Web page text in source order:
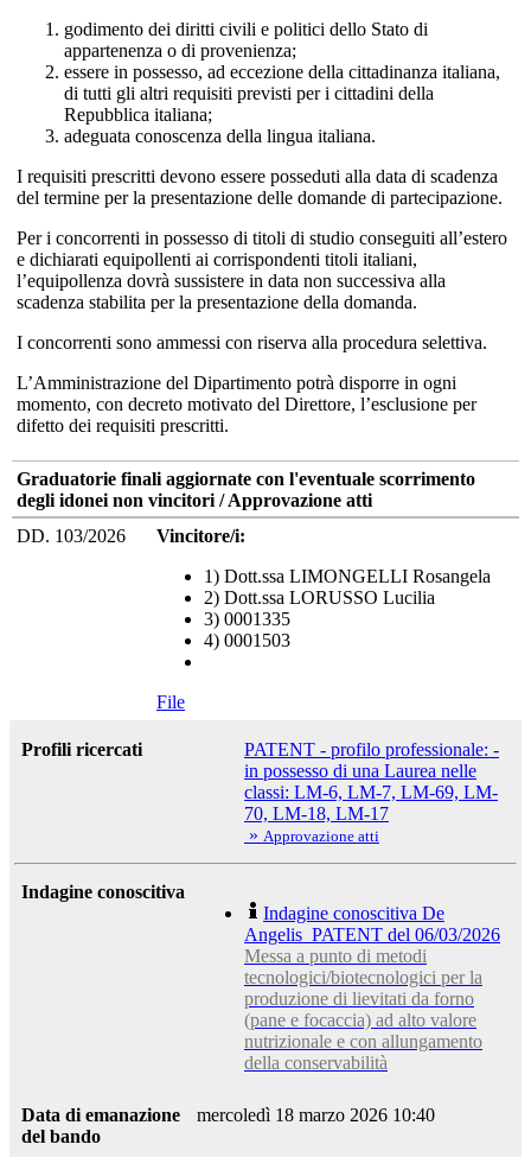
godimento dei diritti civili e politici dello Stato di
appartenenza o di provenienza;
essere in possesso, ad eccezione della cittadinanza italiana,
di tutti gli altri requisiti previsti per i cittadini della
Repubblica italiana;
adeguata conoscenza della lingua italiana.
I requisiti prescritti devono essere posseduti alla data di scadenza
del termine per la presentazione delle domande di partecipazione.
Per i concorrenti in possesso di titoli di studio conseguiti all’estero
e dichiarati equipollenti ai corrispondenti titoli italiani,
l’equipollenza dovrà sussistere in data non successiva alla
scadenza stabilita per la presentazione della domanda.
I concorrenti sono ammessi con riserva alla procedura selettiva.
L’Amministrazione del Dipartimento potrà disporre in ogni
momento, con decreto motivato del Direttore, l’esclusione per
difetto dei requisiti prescritti.
Graduatorie finali aggiornate con l'eventuale scorrimento
degli idonei non vincitori / Approvazione atti
DD. 103/2026
Vincitore/i:
1) Dott.ssa LIMONGELLI Rosangela
2) Dott.ssa LORUSSO Lucilia
3) 0001335
4) 0001503
File
Profili ricercati
PATENT - profilo professionale: -
in possesso di una Laurea nelle
classi: LM-6, LM-7, LM-69, LM-
70, LM-18, LM-17
» Approvazione atti
Indagine conoscitiva
Indagine conoscitiva De
Angelis_PATENT del 06/03/2026
Messa a punto di metodi
tecnologici/biotecnologici per la
produzione di lievitati da forno
(pane e focaccia) ad alto valore
nutrizionale e con allungamento
della conservabilità
Data di emanazione
del bando
mercoledì 18 marzo 2026 10:40